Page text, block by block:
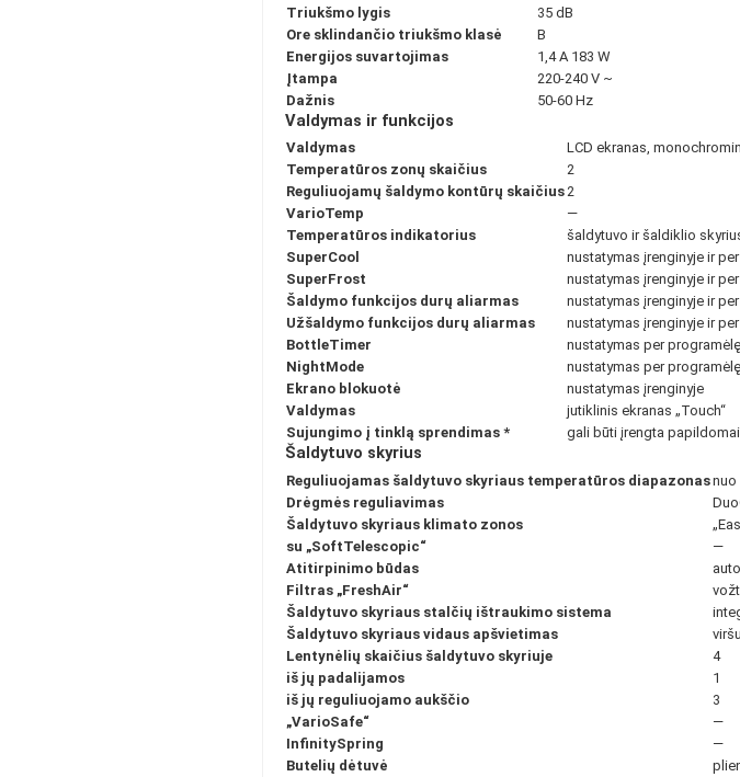
Triukšmo lygis
35 dB
Ore sklindančio triukšmo klasė
B
Energijos suvartojimas
1,4 A 183 W
Įtampa
220-240 V ~
Dažnis
50-60 Hz
Valdymas ir funkcijos
Valdymas
LCD ekranas,
Temperatūros zonų skaičius
2
Reguliuojamų šaldymo kontūrų skaičius2
VarioTemp
—
Temperatūros indikatorius
šaldytuvo ir šaldiklio
SuperCool
nustatymas įrenginyje ir
SuperFrost
nustatymas įrenginyje ir
Šaldymo funkcijos durų aliarmas
nustatymas įrenginyje ir
Užšaldymo funkcijos durų aliarmas
nustatymas įrenginyje ir
BottleTimer
nustatymas per programėlę
NightMode
nustatymas per programėlę
Ekrano blokuotė
nustatymas įrenginyje
Valdymas
jutiklinis ekranas „Touch“
Sujungimo į tinklą sprendimas * gali būti įrengta papildomai
Šaldytuvo skyrius
Reguliuojamas šaldytuvo skyriaus temperatūros diapazonasnuo
Drėgmės reguliavimas
Šaldytuvo skyriaus klimato zonos
su „SoftTelescopic“
—
Atitirpinimo būdas
Filtras „FreshAir“
Šaldytuvo skyriaus stalčių ištraukimo sistema
Šaldytuvo skyriaus vidaus apšvietimas
Lentynėlių skaičius šaldytuvo skyriuje
4
iš jų padalijamos
1
iš jų reguliuojamo aukščio
3
„VarioSafe“
—
InfinitySpring
—
Butelių dėtuvė